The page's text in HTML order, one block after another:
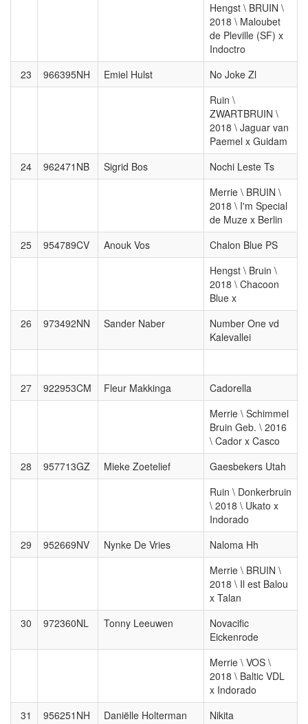
Hengst \ BRUIN \
2018 \ Maloubet
de Pleville (SF) x
Indoctro
23
966395NH Emiel Hulst
No Joke Zl
Ruin \
ZWARTBRUIN \
2018 \ Jaguar van
Paemel x Guidam
24
962471NB Sigrid Bos
Nochi Leste Ts
Merrie \ BRUIN \
2018 \ I'm Special
de Muze x Berlin
25
954789CV Anouk Vos
Chalon Blue PS
Hengst \ Bruin \
2018 \ Chacoon
Blue x
26
973492NN Sander Naber
Number One vd
Kalevallei
27 922953CM Fleur Makkinga
Cadorella
Merrie \ Schimmel
Bruin Geb. \ 2016
\ Cador x Casco
28
957713GZ Mieke Zoetelief
Gaesbekers Utah
Ruin \ Donkerbruin
\ 2018 \ Ukato x
Indorado
29
952669NV Nynke De Vries
Naloma Hh
Merrie \ BRUIN \
2018 \ Il est Balou
x Talan
30
972360NL Tonny Leeuwen
Novacific
Eickenrode
Merrie \ VOS \
2018 \ Baltic VDL
x Indorado
31
956251NH Daniëlle Holterman
Nikita